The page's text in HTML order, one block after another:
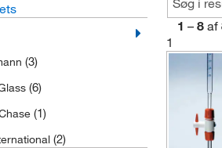
(3)
(6)
(1)
(2)
1 – 8 af
1